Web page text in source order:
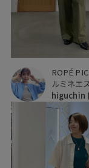
ROPÉ
ルミネエ
higuchin